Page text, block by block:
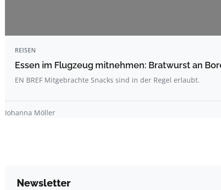
REISEN
Essen im Flugzeug mitnehmen: Bratwurst an
EN BREF Mitgebrachte Snacks sind in der Regel erlaubt.
Johanna Möller
Newsletter